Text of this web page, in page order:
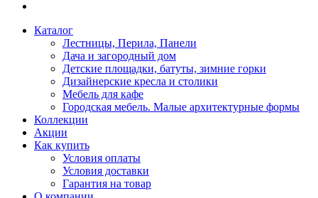
Каталог
Лестницы, Перила, Панели
Дача и загородный дом
Детские площадки, батуты, зимние горки
Дизайнерские кресла и столики
Мебель для кафе
Городская мебель. Малые архитектурные формы
Коллекции
Акции
Как купить
Условия оплаты
Условия доставки
Гарантия на товар